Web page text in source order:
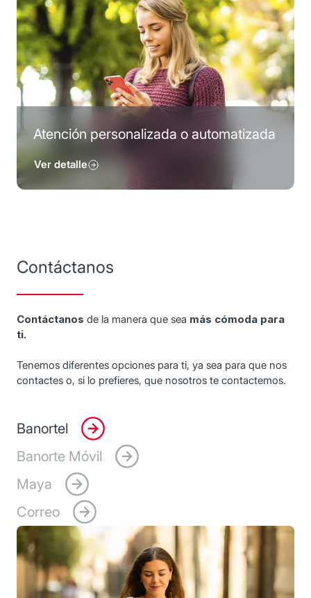
Atención personalizada o automatizada
Ver detalle
Contáctanos
Contáctanos de la manera que sea más cómoda para
ti.
Tenemos diferentes opciones para ti, ya sea para que nos
contactes o, si lo prefieres, que nosotros te contactemos.
Banortel
Banorte Móvil
Maya
Correo